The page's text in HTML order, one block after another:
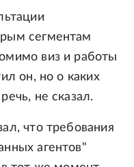
сегментам
виз и работы
он, но о каких
не сказал.
что требования
агентов"